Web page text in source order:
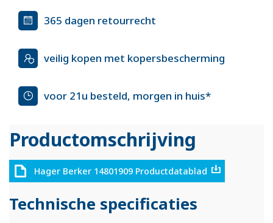
365 dagen retourrecht
veilig kopen met kopersbescherming
voor 21u besteld, morgen in huis*
Productomschrijving
Hager Berker 14801909 Productdatablad
Technische specificaties